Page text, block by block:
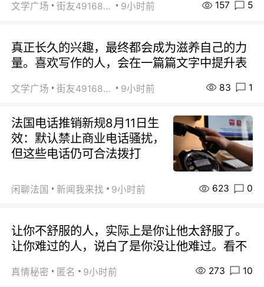
文学广场 街友49168527 9小时前 157 5
真正长久的兴趣，最终都会成为滋养自己的力
量。喜欢写作的人，会在一篇篇文字中提升表
文学广场 街友49168527 9小时前 83 1
法国电话推销新规8月11日生
效：默认禁止商业电话骚扰，
但这些电话仍可合法拨打
闲聊法国 新闻我来找 9小时前 623 0
让你不舒服的人，实际上是你让他太舒服了。
让你难过的人，说白了是你没让他难过。看不
真情秘密 匿名 9小时前 273 10